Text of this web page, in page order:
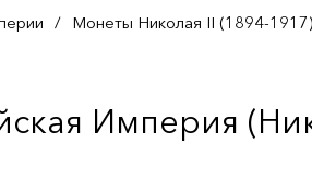
/ Монеты Николая II (1894-1917)
Империя